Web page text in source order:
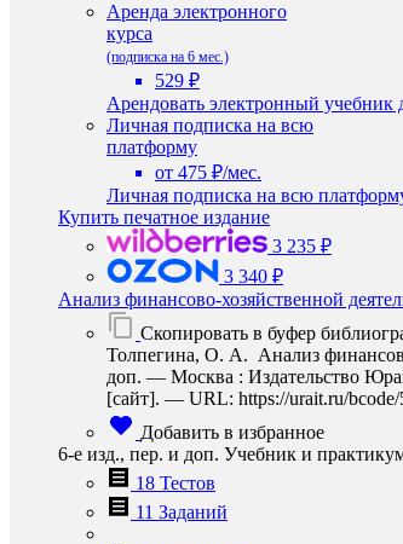
Аренда электронного
курса
(подписка на 6 мес.)
529 ₽
Арендовать электронный учебник
Личная подписка на всю
платформу
от 475 ₽/мес.
Личная подписка на всю
Купить печатное издание
3 235 ₽
3 340 ₽
Анализ финансово-хозяйственной
Скопировать в буфер
Толпегина, О. А. Анализ
доп. — Москва : Издательство
[сайт]. — URL: https://urait.ru/
Добавить в избранное
6-е изд., пер. и доп. Учебник и
18 Тестов
11 Заданий